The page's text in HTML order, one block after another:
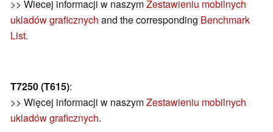
>> Wiecej informacji w naszymZestawieniu mobilnych
ukladów graficznych and the corresponding Benchmark
List.
T7250 (T615):
>> Więcej informacji w naszymZestawieniu mobilnych
ukladów graficznych.